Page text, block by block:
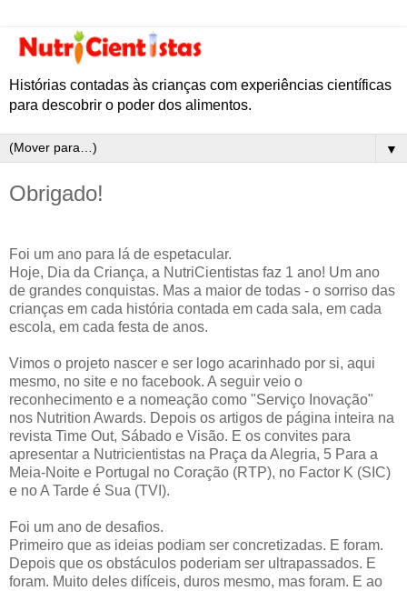
Histórias contadas às crianças com experiências científicas
para descobrir o poder dos alimentos.
▼
Obrigado!
Foi um ano para lá de espetacular.
Hoje, Dia da Criança, a NutriCientistas faz 1 ano! Um ano
de grandes conquistas. Mas a maior de todas - o sorriso das
crianças em cada história contada em cada sala, em cada
escola, em cada festa de anos.
Vimos o projeto nascer e ser logo acarinhado por si, aqui
mesmo, no site e no facebook. A seguir veio o
reconhecimento e a nomeação como "Serviço Inovação"
nos Nutrition Awards. Depois os artigos de página inteira na
revista Time Out, Sábado e Visão. E os convites para
apresentar a Nutricientistas na Praça da Alegria, 5 Para a
Meia-Noite e Portugal no Coração (RTP), no Factor K (SIC)
e no A Tarde é Sua (TVI).
Foi um ano de desafios.
Primeiro que as ideias podiam ser concretizadas. E foram.
Depois que os obstáculos poderiam ser ultrapassados. E
foram. Muito deles difíceis, duros mesmo, mas foram. E ao